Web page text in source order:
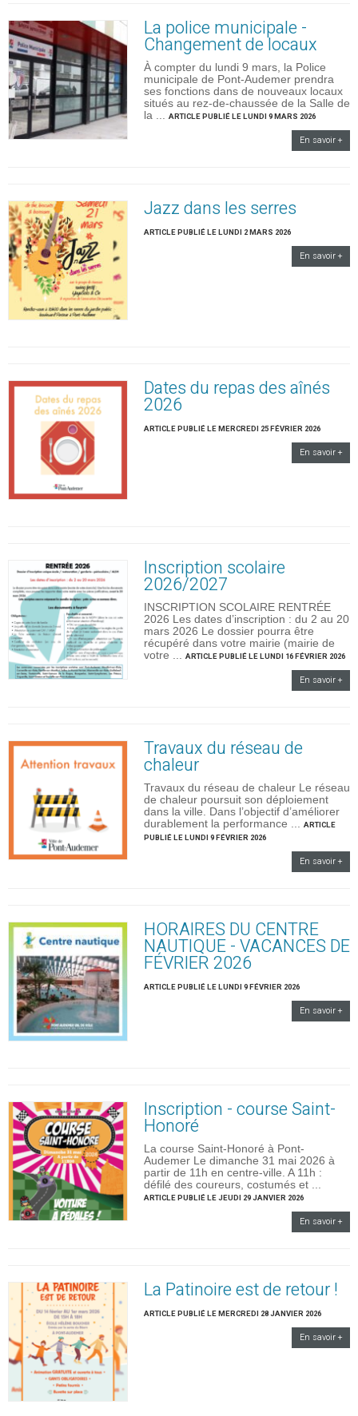
La police municipale -
Changement de locaux
À compter du lundi 9 mars, la Police
municipale de Pont-Audemer prendra
ses fonctions dans de nouveaux locaux
situés au rez-de-chaussée de la Salle de
la ... ARTICLE PUBLIÉ LE LUNDI 9 MARS 2026
En savoir +
Jazz dans les serres
ARTICLE PUBLIÉ LE LUNDI 2 MARS 2026
En savoir +
Dates du repas des aînés
2026
ARTICLE PUBLIÉ LE MERCREDI 25 FÉVRIER 2026
En savoir +
Inscription scolaire
2026/2027
INSCRIPTION SCOLAIRE RENTRÉE
2026 Les dates d’inscription : du 2 au 20
mars 2026 Le dossier pourra être
récupéré dans votre mairie (mairie de
votre ... ARTICLE PUBLIÉ LE LUNDI 16 FÉVRIER 2026
En savoir +
Travaux du réseau de
chaleur
Travaux du réseau de chaleur Le réseau
de chaleur poursuit son déploiement
dans la ville. Dans l’objectif d’améliorer
durablement la performance ... ARTICLE
PUBLIÉ LE LUNDI 9 FÉVRIER 2026
En savoir +
HORAIRES DU CENTRE
NAUTIQUE - VACANCES DE
FÉVRIER 2026
ARTICLE PUBLIÉ LE LUNDI 9 FÉVRIER 2026
En savoir +
Inscription - course Saint-
Honoré
La course Saint-Honoré à Pont-
Audemer Le dimanche 31 mai 2026 à
partir de 11h en centre-ville. A 11h :
défilé des coureurs, costumés et ...
ARTICLE PUBLIÉ LE JEUDI 29 JANVIER 2026
En savoir +
La Patinoire est de retour !
ARTICLE PUBLIÉ LE MERCREDI 28 JANVIER 2026
En savoir +